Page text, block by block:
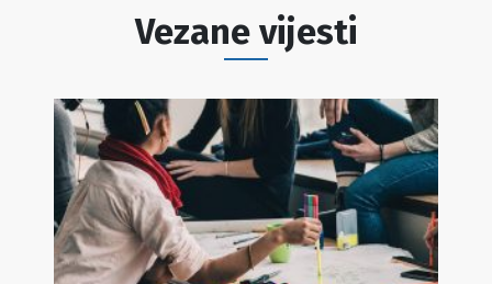
Vezane vijesti